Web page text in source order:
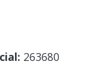
263680